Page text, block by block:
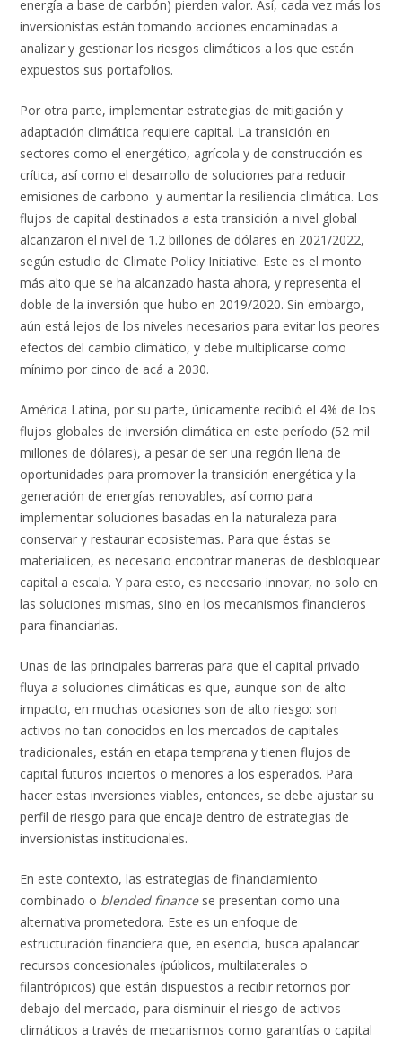
energía a base de carbón) pierden valor. Así, cada vez más los
inversionistas están tomando acciones encaminadas a
analizar y gestionar los riesgos climáticos a los que están
expuestos sus portafolios.
Por otra parte, implementar estrategias de mitigación y
adaptación climática requiere capital. La transición en
sectores como el energético, agrícola y de construcción es
crítica, así como el desarrollo de soluciones para reducir
emisiones de carbono y aumentar la resiliencia climática. Los
flujos de capital destinados a esta transición a nivel global
alcanzaron el nivel de 1.2 billones de dólares en 2021/2022,
según estudio de Climate Policy Initiative. Este es el monto
más alto que se ha alcanzado hasta ahora, y representa el
doble de la inversión que hubo en 2019/2020. Sin embargo,
aún está lejos de los niveles necesarios para evitar los peores
efectos del cambio climático, y debe multiplicarse como
mínimo por cinco de acá a 2030.
América Latina, por su parte, únicamente recibió el 4% de los
flujos globales de inversión climática en este período (52 mil
millones de dólares), a pesar de ser una región llena de
oportunidades para promover la transición energética y la
generación de energías renovables, así como para
implementar soluciones basadas en la naturaleza para
conservar y restaurar ecosistemas. Para que éstas se
materialicen, es necesario encontrar maneras de desbloquear
capital a escala. Y para esto, es necesario innovar, no solo en
las soluciones mismas, sino en los mecanismos financieros
para financiarlas.
Unas de las principales barreras para que el capital privado
fluya a soluciones climáticas es que, aunque son de alto
impacto, en muchas ocasiones son de alto riesgo: son
activos no tan conocidos en los mercados de capitales
tradicionales, están en etapa temprana y tienen flujos de
capital futuros inciertos o menores a los esperados. Para
hacer estas inversiones viables, entonces, se debe ajustar su
perfil de riesgo para que encaje dentro de estrategias de
inversionistas institucionales.
En este contexto, las estrategias de financiamiento
combinado o blended financese presentan como una
alternativa prometedora. Este es un enfoque de
estructuración financiera que, en esencia, busca apalancar
recursos concesionales (públicos, multilaterales o
filantrópicos) que están dispuestos a recibir retornos por
debajo del mercado, para disminuir el riesgo de activos
climáticos a través de mecanismos como garantías o capital